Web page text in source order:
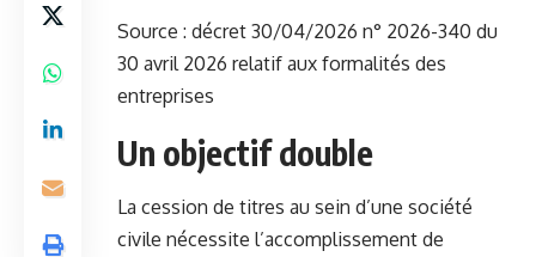
Source : décret 30/04/2026 n° 2026-340 du
30 avril 2026 relatif aux formalités des
entreprises
Un objectif double
La cession de titres au sein d’une société
civile nécessite l’accomplissement de